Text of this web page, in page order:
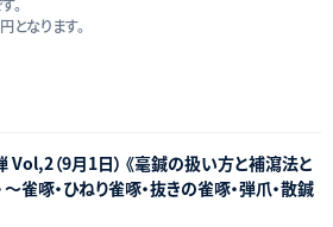
。
なります。
（9月1日） 《毫鍼の扱い方と補瀉法と
雀啄・ひねり雀啄・抜きの雀啄・弾爪・散鍼